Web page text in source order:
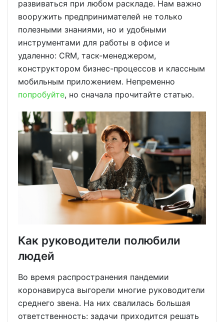
развиваться при любом раскладе. Нам важно
вооружить предпринимателей не только
полезными знаниями, но и удобными
инструментами для работы в офисе и
удаленно: CRM, таск-менеджером,
конструктором бизнес-процессов и классным
мобильным приложением. Непременно
попробуйте, но сначала прочитайте статью.
Как руководители полюбили
людей
Во время распространения пандемии
коронавируса выгорели многие руководители
среднего звена. На них свалилась большая
ответственность: задачи приходится решать